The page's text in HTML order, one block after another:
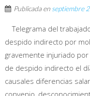
Publicada en septiembre
Telegrama del
despido indirecto por
gravemente injuriado
de despido indirecto el
causales diferencias
convenio,